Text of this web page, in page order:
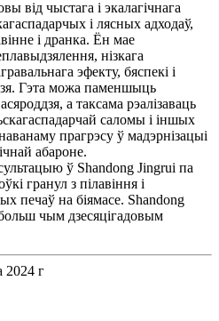
від чыстага і экалагічнага
і лясных адходаў,
і дранка. Ён мае
нізкага
эфекту, бяспекі і
Гэта можа паменшыць
а таксама рэалізаваць
саломы і іншых
прагрэсу ў мадэрнізацыі
абароне.
ў Shandong Jingrui па
гранул з пілавіння і
печаў на біямасе. Shandong
чым дзесяцігадовым
2024 г